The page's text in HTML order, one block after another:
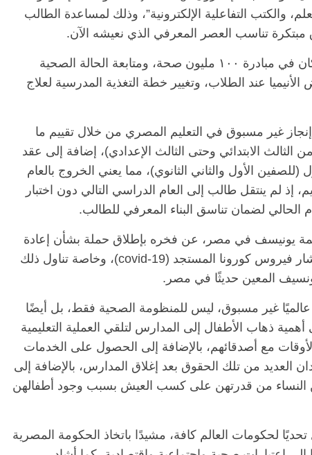
والكتب التفاعلية الإلكترونية”، وذلك لمساعدة الطالب
تناسب العصر المعرفي الذي نعيشه الآن.
وأشاد شوقي بالتعاون مع وزارة الصحة والسكان في مبادرة ١٠٠ مليون صحة، ومتابعة الحالة الصحية
عند الطلاب، وتغيير خطة التغذية المدرسية لعلاج
غير مسبوق في التعليم المصري من خلال تقييم ما
من الثالث الابتدائي وحتى الثالث الإعدادي)، إضافة إلى عقد
طالب من المنزل (للصفين الأول والثاني الثانوي)، مما يعني الخروج بالعام
السليم، إذ لم ينتقل طالب إلى العام الدراسي التالي دون اختبار
الحالي لضمان تناسق البناء المعرفي للطالب.
يونيسف في مصر، عن فخره بإطلاق حملة بشأن إعادة
فتح المدارس واستئناف التعليم بالرغم من انتشار فيروس كورونا المستجد (covid-19)، وخاصة تناول ذلك
المعين حديثًا في مصر.
كوفيد-19 تشكل تحديًا عالميًا غير مسبوق، ليس للمنظومة الصحية فقط، بل أيضًا
ذهاب الأطفال إلى المدارس لتلقي العملية التعليمية
مع أصدقائهم، بالإضافة إلى الحصول على الخدمات
العديد من تلك الحقوق بعد إغلاق المدارس، بالإضافة إلى
النساء من قدرتهن على كسب العيش بسبب وجود أطفالهن
لحكومات العالم كافة، مشيدًا باتخاذ الحكومة المصرية